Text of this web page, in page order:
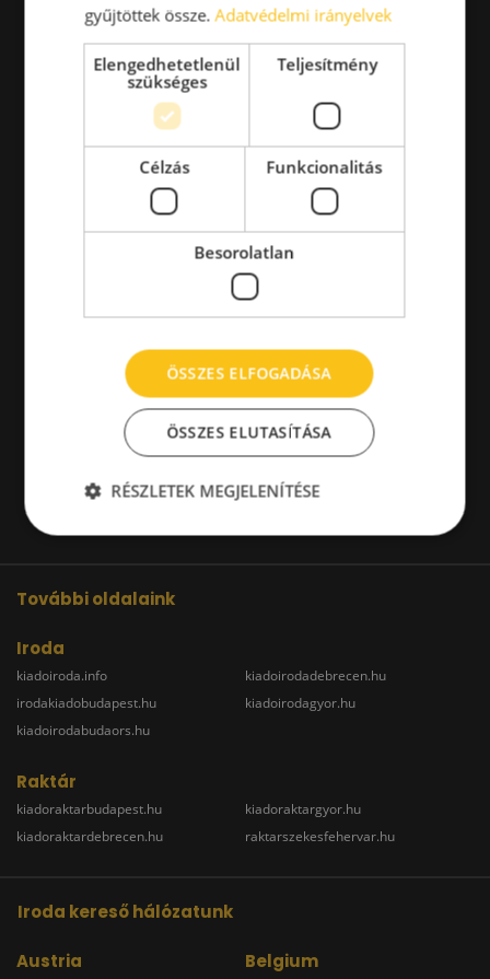
További oldalaink
Iroda
kiadoiroda.info
irodakiadobudapest.hu
kiadoirodabudaors.hu
kiadoirodadebrecen.hu
kiadoirodagyor.hu
Raktár
kiadoraktarbudapest.hu
kiadoraktardebrecen.hu
kiadoraktargyor.hu
raktarszekesfehervar.hu
Iroda kereső hálózatunk
Austria Belgium
gyűjtöttek össze.Adatvédelmi irányelvek
Elengedhetetlenül
szükséges
Teljesítmény
Célzás Funkcionalitás
Besorolatlan
ÖSSZES ELFOGADÁSA
ÖSSZES ELUTASÍTÁSA
RÉSZLETEK MEGJELENÍTÉSE